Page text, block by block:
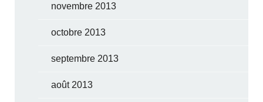
novembre 2013
octobre 2013
septembre 2013
août 2013